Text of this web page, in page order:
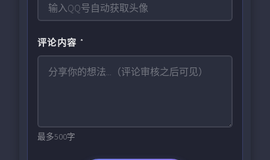
评论内容 *
最多500字